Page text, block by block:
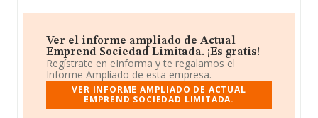
Ver el informe ampliado de Actual
Emprend Sociedad Limitada. ¡Es gratis!
Regístrate en eInforma y te regalamos el
Informe Ampliado de esta empresa.
VER INFORME AMPLIADO DE ACTUAL
EMPREND SOCIEDAD LIMITADA.